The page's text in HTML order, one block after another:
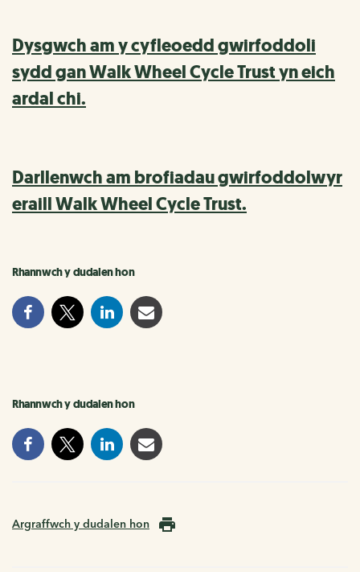
Dysgwch am y cyfleoedd gwirfoddoli
sydd gan Walk Wheel Cycle Trust yn eich
ardal chi.
Darllenwch am brofiadau gwirfoddolwyr
eraill Walk Wheel Cycle Trust.
Rhannwch y dudalen hon
Rhannwch y dudalen hon
Argraffwch y dudalen hon